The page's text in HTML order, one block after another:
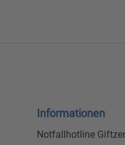
Informationen
Notfallhotline